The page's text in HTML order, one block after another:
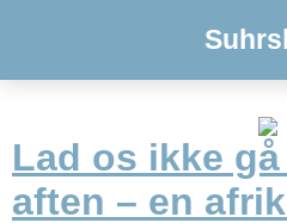
Lad os ikke
aften – en